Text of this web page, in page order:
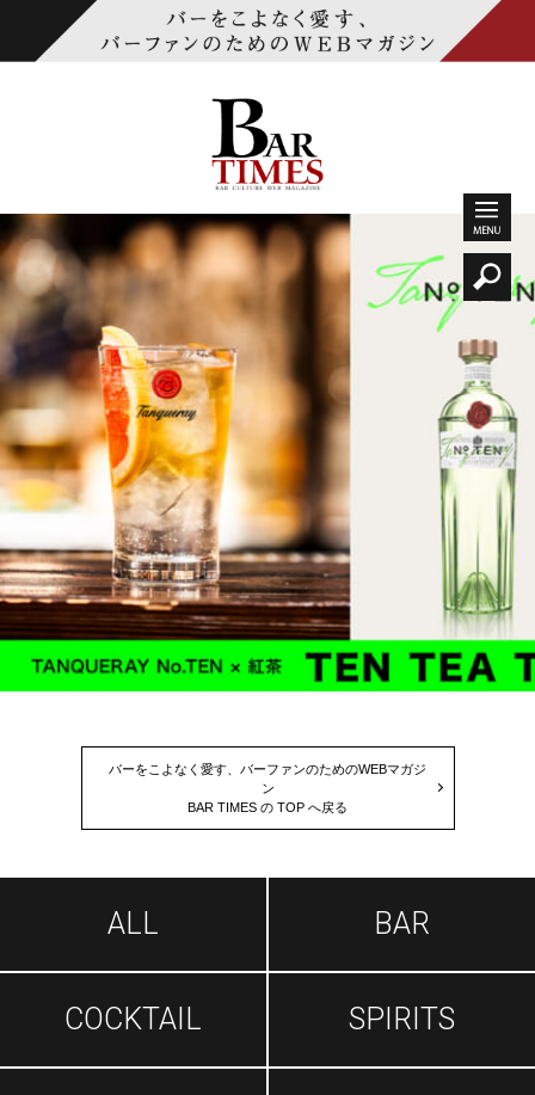
バーをこよなく愛す、バーファンのためのWEBマガジ
ン
BAR TIMES の TOP へ戻る
ALL BAR
COCKTAIL SPIRITS